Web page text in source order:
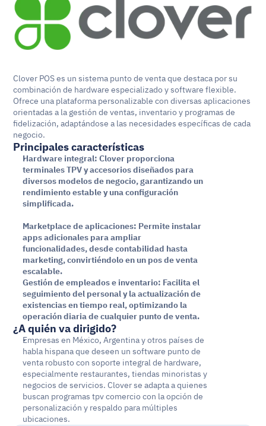
Clover POS es un sistema punto de venta que destaca por su
combinación de hardware especializado y software flexible.
Ofrece una plataforma personalizable con diversas aplicaciones
orientadas a la gestión de ventas, inventario y programas de
fidelización, adaptándose a las necesidades específicas de cada
negocio.
Principales características
Hardware integral: Clover proporciona
terminales TPV y accesorios diseñados para
diversos modelos de negocio, garantizando un
rendimiento estable y una configuración
simplificada.
Marketplace de aplicaciones: Permite instalar
apps adicionales para ampliar
funcionalidades, desde contabilidad hasta
marketing, convirtiéndolo en un pos de venta
escalable.
Gestión de empleados e inventario: Facilita el
seguimiento del personal y la actualización de
existencias en tiempo real, optimizando la
operación diaria de cualquier punto de venta.
¿A quién va dirigido?
Empresas en México, Argentina y otros países de
habla hispana que deseen un software punto de
venta robusto con soporte integral de hardware,
especialmente restaurantes, tiendas minoristas y
negocios de servicios. Clover se adapta a quienes
buscan programas tpv comercio con la opción de
personalización y respaldo para múltiples
ubicaciones.